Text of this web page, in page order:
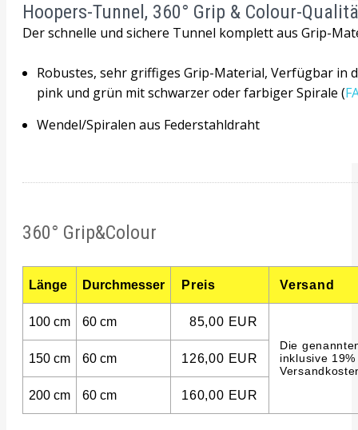
Hoopers-Tunnel, 360° Grip & Colour-
Der schnelle und sichere Tunnel komplett aus Grip-
Robustes, sehr griffiges Grip-Material, Verfügbar in
pink und grün mit schwarzer oder farbiger Spirale (
Wendel/Spiralen aus Federstahldraht
360° Grip&Colour
Länge Durchmesser Preis Versand
100 cm 60 cm 85,00 EUR
Die
inklusive
150 cm 60 cm 126,00 EUR
200 cm 60 cm 160,00 EUR